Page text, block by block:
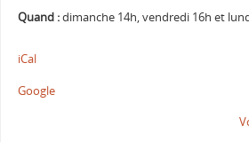
Quand :dimanche 14h, vendredi 16h et
iCal
Google